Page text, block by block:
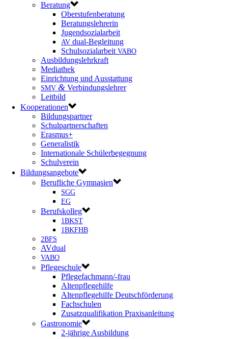
Beratung
Oberstufenberatung
Beratungslehrerin
Jugendsozialarbeit
AV dual-Begleitung
Schulsozialarbeit VABO
Ausbildungslehrkraft
Mediathek
Einrichtung und Ausstattung
SMV & Verbindungslehrer
Leitbild
Kooperationen
Bildungspartner
Schulpartnerschaften
Erasmus+
Generalistik
Internationale Schülerbegegnung
Schulverein
Bildungsangebote
Berufliche Gymnasien
SGG
EG
Berufskolleg
1BKST
1BKFHB
2BFS
AVdual
VABO
Pflegeschule
Pflegefachmann/-frau
Altenpflegehilfe
Altenpflegehilfe Deutschförderung
Fachschulen
Zusatzqualifikation Praxisanleitung
Gastronomie
2-jährige Ausbildung